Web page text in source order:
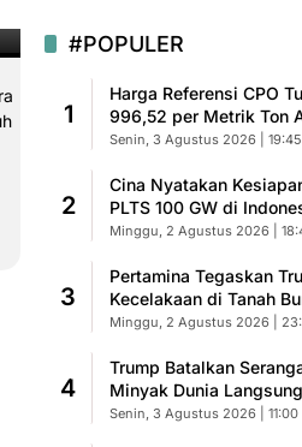
#POPULER
1
Harga Referensi CPO
996,52 per Metrik Ton
Senin, 3 Agustus 2026 | 19:45
2
Cina Nyatakan
PLTS 100 GW di
Minggu, 2 Agustus 2026 |
3
Pertamina Tegaskan
Kecelakaan di Tanah
Armada Resmi
Minggu, 2 Agustus 2026 |
4
Trump Batalkan
Minyak Dunia
Senin, 3 Agustus 2026 | 11:00